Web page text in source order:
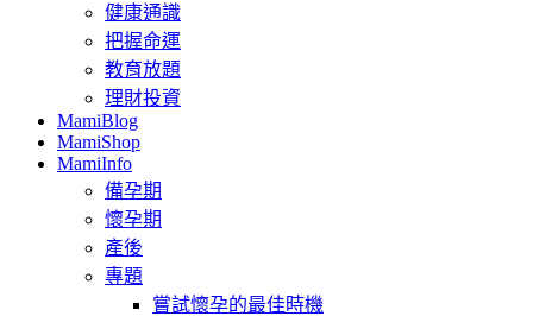
健康通識
把握命運
教育放題
理財投資
MamiBlog
MamiShop
MamiInfo
備孕期
懷孕期
產後
專題
嘗試懷孕的最佳時機